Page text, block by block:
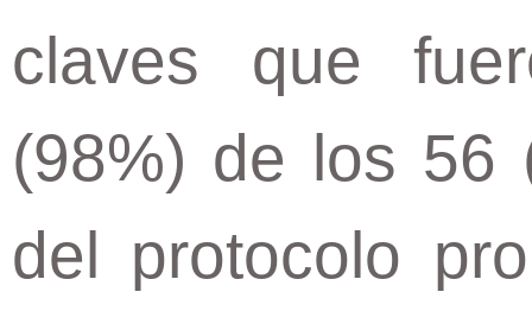
claves que
(98%) de los 56
del protocolo